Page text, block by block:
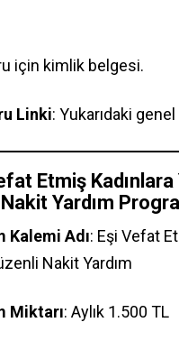
için kimlik belgesi.
Linki: Yukarıdaki
Etmiş
Yardım
Kalemi Adı: Eşi Vefat
Nakit Yardım
Miktarı: Aylık 1.500 TL